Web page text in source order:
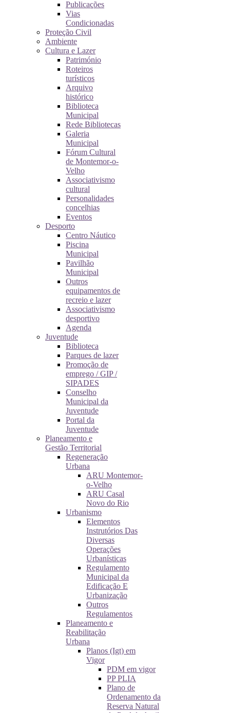
Publicações
Vias
Condicionadas
Proteção Civil
Ambiente
Cultura e Lazer
Património
Roteiros
turísticos
Arquivo
histórico
Biblioteca
Municipal
Rede Bibliotecas
Galeria
Municipal
Fórum Cultural
de Montemor-o-
Velho
Associativismo
cultural
Personalidades
concelhias
Eventos
Desporto
Centro Náutico
Piscina
Municipal
Pavilhão
Municipal
Outros
equipamentos de
recreio e lazer
Associativismo
desportivo
Agenda
Juventude
Biblioteca
Parques de lazer
Promoção de
emprego / GIP /
SIPADES
Conselho
Municipal da
Juventude
Portal da
Juventude
Planeamento e
Gestão Territorial
Regeneração
Urbana
ARU Montemor-
o-Velho
ARU Casal
Novo do Rio
Urbanismo
Elementos
Instrutórios Das
Diversas
Operações
Urbanísticas
Regulamento
Municipal da
Edificação E
Urbanização
Outros
Regulamentos
Planeamento e
Reabilitação
Urbana
Planos (Igt) em
Vigor
PDM em vigor
PP PLIA
Plano de
Ordenamento da
Reserva Natural